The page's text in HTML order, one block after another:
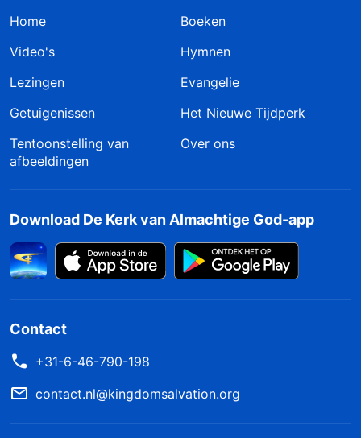
Home
Boeken
Video's
Hymnen
Lezingen
Evangelie
Getuigenissen
Het Nieuwe Tijdperk
Tentoonstelling van
afbeeldingen
Over ons
Download De Kerk van Almachtige God-app
Contact
+31-6-46-790-198
contact.nl@kingdomsalvation.org